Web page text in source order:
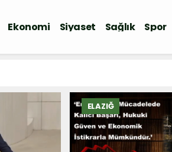
Ekonomi Siyaset Sağlık Spor
ELAZIĞ